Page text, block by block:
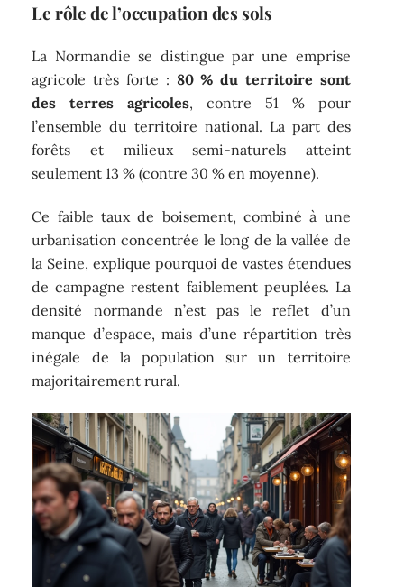
Le rôle de l’occupation des sols
La Normandie se distingue par une emprise
agricole très forte : 80 % du territoire sont
des terres agricoles, contre 51 % pour
l’ensemble du territoire national. La part des
forêts et milieux semi-naturels atteint
seulement 13 % (contre 30 % en moyenne).
Ce faible taux de boisement, combiné à une
urbanisation concentrée le long de la vallée de
la Seine, explique pourquoi de vastes étendues
de campagne restent faiblement peuplées. La
densité normande n’est pas le reflet d’un
manque d’espace, mais d’une répartition très
inégale de la population sur un territoire
majoritairement rural.